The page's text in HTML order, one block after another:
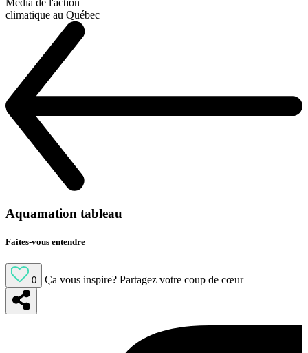
Média de l'action
climatique au Québec
Aquamation tableau
Faites-vous entendre
0 Ça vous inspire? Partagez votre coup de cœur